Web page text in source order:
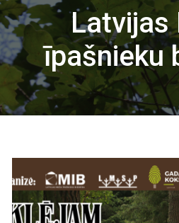
Latvijas
īpašnieku